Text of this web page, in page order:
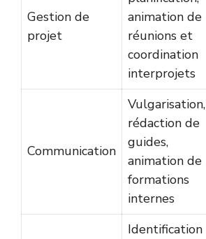
Gestion de
projet
animation de
réunions et
coordination
interprojets
Communication
Vulgarisation,
rédaction de
guides,
animation de
formations
internes
Identification